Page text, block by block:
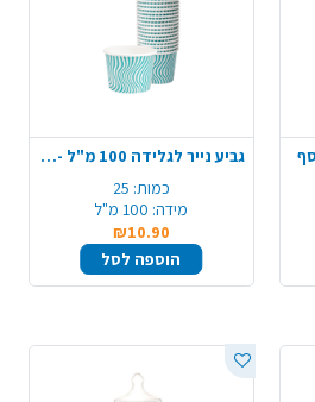
גביע נייר לגלידה 100 מ"ל - תכלת
כמות: 25
מידה: 100 מ"ל
₪10.90
הוספה לסל